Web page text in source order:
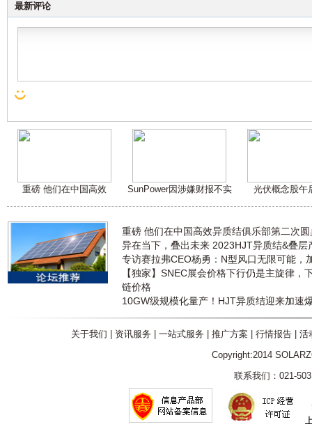
最新评论
重磅 他们在中国高效 SunPower因涉嫌财报不实 光伏概念股午
重磅 他们在中国高效异质结俱乐部第二次
异在当下，叠出未来 2023HJT异质结&叠层
专访赛拉弗CEO杨勇：N型风口无限可能，
【独家】SNEC展会价格下行仍是主旋律，
链价格
10GW级规模化量产！HJT异质结迎来加速
关于我们 资讯服务 一站式服务 推广方案 行情报告| 活
Copyright:2014
联系我们：021-